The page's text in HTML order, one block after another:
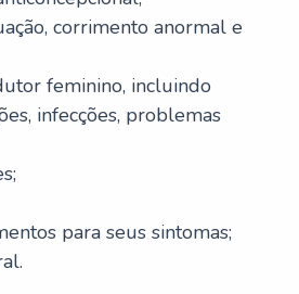
corrimento anormal e
feminino, incluindo
infecções, problemas
para seus sintomas;